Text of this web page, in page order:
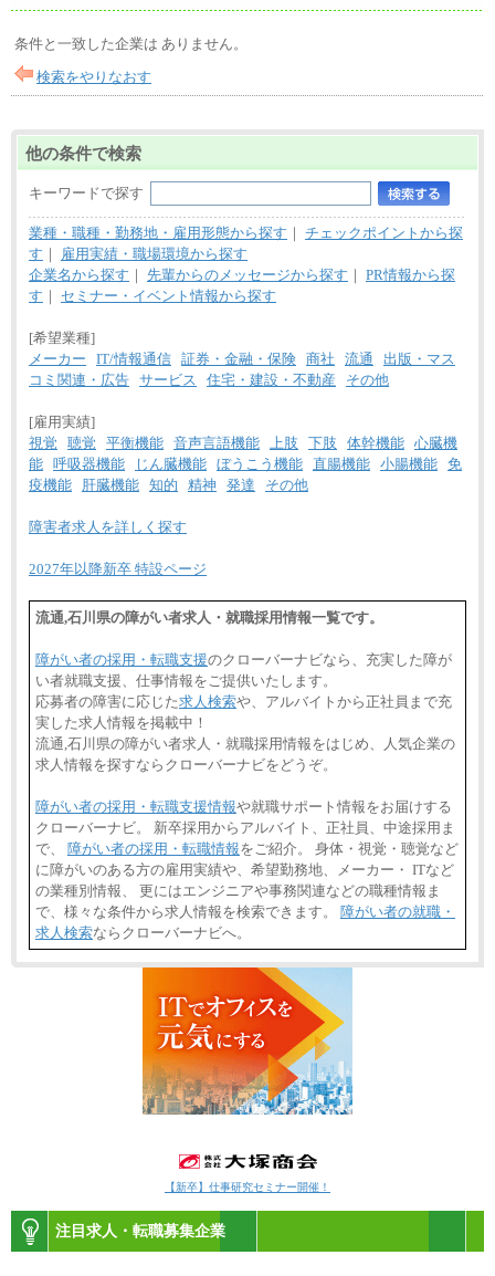
条件と一致した企業は ありません。
検索をやりなおす
他の条件で検索
キーワードで探す
業種・職種・勤務地・雇用形態から探す ｜ チェックポイントから探
す ｜
雇用実績・職場環境から探す
企業名から探す ｜ 先輩からのメッセージから探す ｜ PR情報から探
す ｜ セミナー・イベント情報から探す
[希望業種]
メーカー
IT/情報通信 証券・金融・保険 商社 流通
出版・マス
コミ関連・広告 サービス 住宅・建設・不動産 その他
[雇用実績]
視覚
聴覚 平衡機能 音声言語機能 上肢 下肢 体幹機能 心臓機
能 呼吸器機能 じん臓機能 ぼうこう機能 直腸機能 小腸機能 免
疫機能
肝臓機能 知的 精神 発達 その他
障害者求人を詳しく探す
2027年以降新卒 特設ページ
流通,石川県の障がい者求人・就職採用情報一覧です。
障がい者の採用・転職支援のクローバーナビなら、充実した障が
い者就職支援、仕事情報をご提供いたします。
応募者の障害に応じた求人検索や、アルバイトから正社員まで充
実した求人情報を掲載中！
流通,石川県の障がい者求人・就職採用情報をはじめ、人気企業の
求人情報を探すならクローバーナビをどうぞ。
障がい者の採用・転職支援情報や就職サポート情報をお届けする
クローバーナビ。 新卒採用からアルバイト、正社員、中途採用ま
で、 障がい者の採用・転職情報をご紹介。 身体・視覚・聴覚など
に障がいのある方の雇用実績や、希望勤務地、メーカー・ ITなど
の業種別情報、 更にはエンジニアや事務関連などの職種情報ま
で、様々な条件から求人情報を検索できます。 障がい者の就職・
求人検索ならクローバーナビへ。
【新卒】仕事研究セミナー開催！
注目求人・転職募集企業